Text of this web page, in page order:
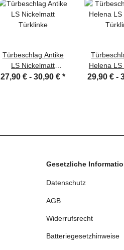
Türbeschlag Antike
LS Nickelmatt
Türklinke
27,90 € -30,90 €*
Helena LS
29,90 € -
Gesetzliche
Datenschutz
AGB
Widerrufsrecht
Batteriegesetzhinweise